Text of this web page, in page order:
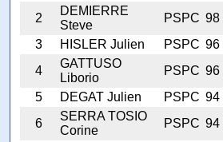
2
DEMIERRE
Steve
PSPC 98
3
HISLER Julien PSPC 96
4
GATTUSO
Liborio
PSPC 96
5
DEGAT Julien PSPC 94
6
SERRA TOSIO
Corine
PSPC 94